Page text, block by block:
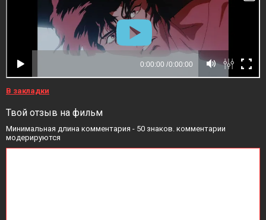
В закладки
Твой отзыв на фильм
Минимальная длина комментария - 50 знаков. комментарии
модерируются